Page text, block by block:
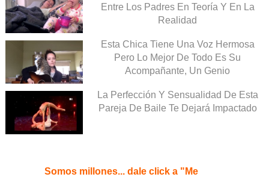
Entre Los Padres En Teoría Y En La
Realidad
Esta Chica Tiene Una Voz Hermosa
Pero Lo Mejor De Todo Es Su
Acompañante, Un Genio
La Perfección Y Sensualidad De Esta
Pareja De Baile Te Dejará Impactado
Somos millones... dale click a "Me